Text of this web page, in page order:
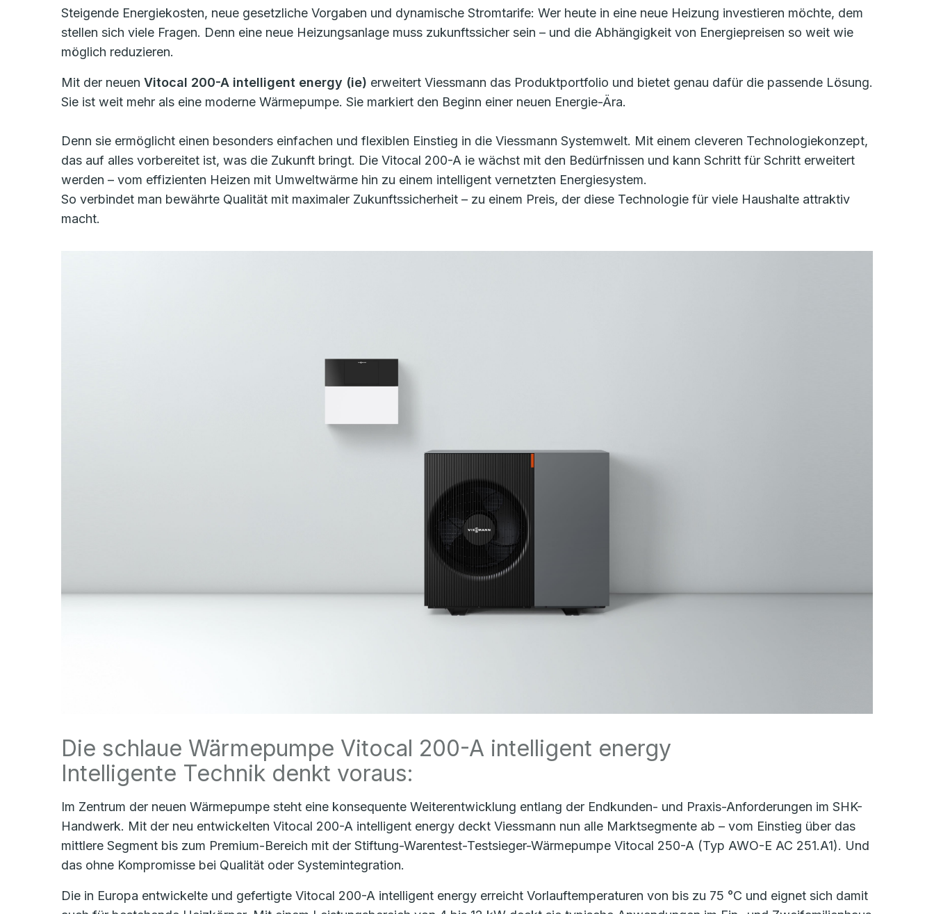
Steigende Energiekosten, neue gesetzliche Vorgaben und dynamische Stromtarife: Wer heute in eine neue Heizung investieren möchte, dem
stellen sich viele Fragen. Denn eine neue Heizungsanlage muss zukunftssicher sein – und die Abhängigkeit von Energiepreisen so weit wie
möglich reduzieren.
Mit der neuen Vitocal 200-A intelligent energy (ie) erweitert Viessmann das Produktportfolio und bietet genau dafür die passende Lösung.
Sie ist weit mehr als eine moderne Wärmepumpe. Sie markiert den Beginn einer neuen Energie-Ära.
Denn sie ermöglicht einen besonders einfachen und flexiblen Einstieg in die Viessmann Systemwelt. Mit einem cleveren Technologiekonzept,
das auf alles vorbereitet ist, was die Zukunft bringt. Die Vitocal 200-A ie wächst mit den Bedürfnissen und kann Schritt für Schritt erweitert
werden – vom effizienten Heizen mit Umweltwärme hin zu einem intelligent vernetzten Energiesystem.
So verbindet man bewährte Qualität mit maximaler Zukunftssicherheit – zu einem Preis, der diese Technologie für viele Haushalte attraktiv
macht.
Die schlaue Wärmepumpe Vitocal 200-A intelligent energy
Intelligente Technik denkt voraus:
Im Zentrum der neuen Wärmepumpe steht eine konsequente Weiterentwicklung entlang der Endkunden- und Praxis-Anforderungen im SHK-
Handwerk. Mit der neu entwickelten Vitocal 200-A intelligent energy deckt Viessmann nun alle Marktsegmente ab – vom Einstieg über das
mittlere Segment bis zum Premium-Bereich mit der Stiftung-Warentest-Testsieger-Wärmepumpe Vitocal 250-A (Typ AWO-E AC 251.A1). Und
das ohne Kompromisse bei Qualität oder Systemintegration.
Die in Europa entwickelte und gefertigte Vitocal 200-A intelligent energy erreicht Vorlauftemperaturen von bis zu 75 °C und eignet sich damit